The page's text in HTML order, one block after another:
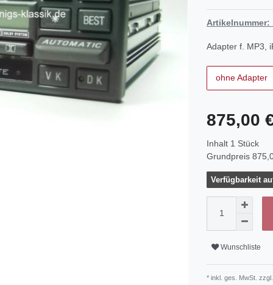
Artikelnummer:
Adapter f. MP3,
ohne Adapter
875,00
Inhalt 1 Stück
Grundpreis
Verfügbarkeit
Wunschliste
* inkl. ges. MwSt.